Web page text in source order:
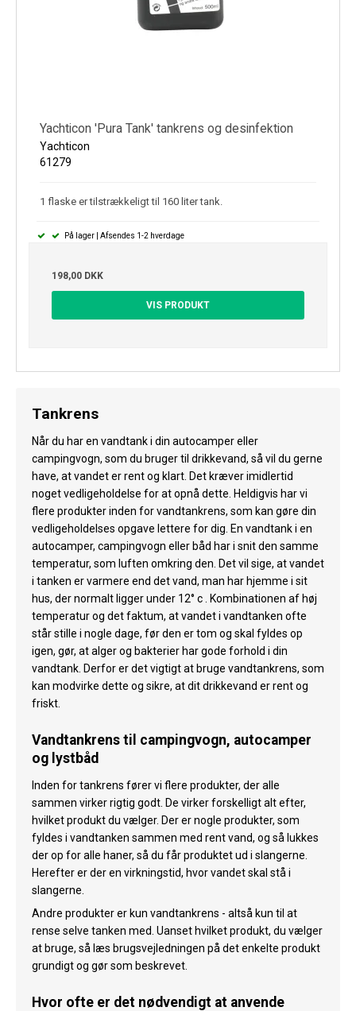
Yachticon 'Pura Tank' tankrens og desinfektion
Yachticon
61279
1 flaske er tilstrækkeligt til 160 liter tank.
På lager | Afsendes 1-2 hverdage
198,00 DKK
VIS PRODUKT
Tankrens
Når du har en vandtank i din autocamper eller
campingvogn, som du bruger til drikkevand, så vil du gerne
have, at vandet er rent og klart. Det kræver imidlertid
noget vedligeholdelse for at opnå dette. Heldigvis har vi
flere produkter inden for vandtankrens, som kan gøre din
vedligeholdelses opgave lettere for dig. En vandtank i en
autocamper, campingvogn eller båd har i snit den samme
temperatur, som luften omkring den. Det vil sige, at vandet
i tanken er varmere end det vand, man har hjemme i sit
hus, der normalt ligger under 12° c . Kombinationen af høj
temperatur og det faktum, at vandet i vandtanken ofte
står stille i nogle dage, før den er tom og skal fyldes op
igen, gør, at alger og bakterier har gode forhold i din
vandtank. Derfor er det vigtigt at bruge vandtankrens, som
kan modvirke dette og sikre, at dit drikkevand er rent og
friskt.
Vandtankrens til campingvogn, autocamper
og lystbåd
Inden for tankrens fører vi flere produkter, der alle
sammen virker rigtig godt. De virker forskelligt alt efter,
hvilket produkt du vælger. Der er nogle produkter, som
fyldes i vandtanken sammen med rent vand, og så lukkes
der op for alle haner, så du får produktet ud i slangerne.
Herefter er der en virkningstid, hvor vandet skal stå i
slangerne.
Andre produkter er kun vandtankrens - altså kun til at
rense selve tanken med. Uanset hvilket produkt, du vælger
at bruge, så læs brugsvejledningen på det enkelte produkt
grundigt og gør som beskrevet.
Hvor ofte er det nødvendigt at anvende